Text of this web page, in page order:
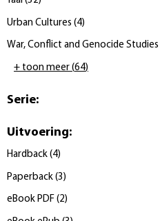
Urban Cultures (4)
War, Conflict and Genocide Studies
+ toon meer (64)
Serie:
Uitvoering:
Hardback (4)
Paperback (3)
eBook PDF (2)